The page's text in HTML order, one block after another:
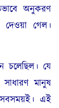
অনুকরণ
গেল।
যে
মানুষ
এই